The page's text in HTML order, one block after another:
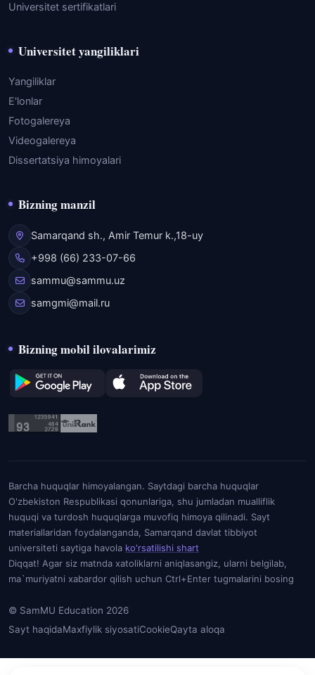
Universitet sertifikatlari
Universitet yangiliklari
Yangiliklar
E'lonlar
Fotogalereya
Videogalereya
Dissertatsiya himoyalari
Bizning manzil
Samarqand sh., Amir Temur k.,18-uy
+998 (66) 233-07-66
sammu@sammu.uz
samgmi@mail.ru
Bizning mobil ilovalarimiz
Barcha huquqlar himoyalangan. Saytdagi barcha huquqlar
O'zbekiston Respublikasi qonunlariga, shu jumladan mualliflik
huquqi va turdosh huquqlarga muvofiq himoya qilinadi. Sayt
materiallaridan foydalanganda, Samarqand davlat tibbiyot
universiteti saytiga havola ko'rsatilishi shart
Diqqat! Agar siz matnda xatoliklarni aniqlasangiz, ularni belgilab,
ma`muriyatni xabardor qilish uchun Ctrl+Enter tugmalarini bosing
© SamMU Education 2026
Sayt haqidaMaxfiylik siyosatiCookieQayta aloqa